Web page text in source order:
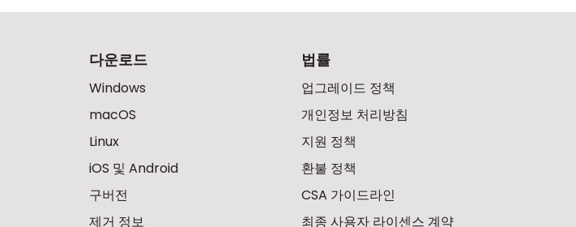
다운로드
Windows
macOS
Linux
iOS 및 Android
구버전
제거 정보
법률
업그레이드 정책
개인정보 처리방침
지원 정책
환불 정책
CSA 가이드라인
최종 사용자 라이센스 계약